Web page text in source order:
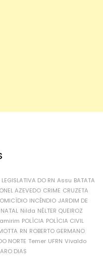
DO RN Assu BATATA
AZEVEDO CRIME CRUZETA
INCÊNDIO JARDIM DE
NATAL Nilda NÉLTER QUEIROZ
POLÍCIA POLÍCIA CIVIL
RN ROBERTO GERMANO
NORTE Temer UFRN Vivaldo
DIAS